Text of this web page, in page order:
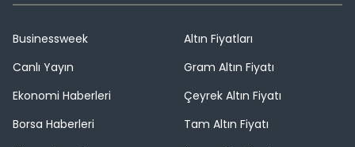
Businessweek
Canlı Yayın
Ekonomi Haberleri
Borsa Haberleri
Altın Fiyatları
Gram Altın Fiyatı
Çeyrek Altın Fiyatı
Tam Altın Fiyatı